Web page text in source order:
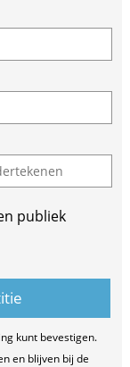
publiek
kunt bevestigen.
en blijven bij de